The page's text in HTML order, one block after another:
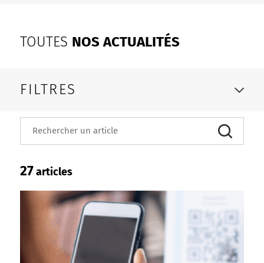
TOUTES NOS ACTUALITÉS
FILTRES
27articles